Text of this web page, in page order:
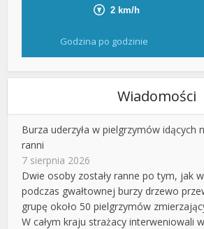
Godzina po godzinie
Wiadomości
Burza uderzyła w pielgrzymów idących
ranni
7 sierpnia 2026
Dwie osoby zostały ranne po tym, jak
podczas gwałtownej burzy drzewo
grupę około 50 pielgrzymów
W całym kraju strażacy interweniowali